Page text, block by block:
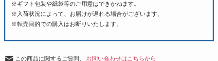
※ギフト包装や紙袋等のご用意はできかねます。
※入荷状況によって、お届けが遅れる場合がございます。
※転売目的での購入はお断りいたします。
この商品に関するご質問、 お問い合わせはこちらから